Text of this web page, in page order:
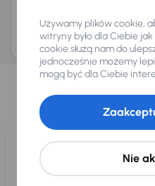
ani zagwarantowaną dostępnością
Dopraváků 874/15, Čimice, 184 00
Twoje dane osobowe zgodnie z
osobowych
Wybieramy dla Ciebie
dla Ciebiedo 400
Używamy plików cookie,
witryny było dla Ciebie
cookie służą nam do
jednocześnie możemy
mogą być dla Ciebie
Nie